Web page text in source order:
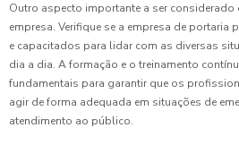
Outro aspecto importante a ser considerado
empresa. Verifique se a empresa de
e capacitados para lidar com as diversas
dia a dia. A formação e o treinamento
fundamentais para garantir que os
agir de forma adequada em situações de
atendimento ao público.